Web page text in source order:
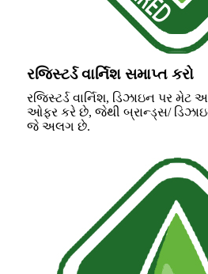
રજિસ્ટર્ડ વાર્નિશ સમાપ્ત કરો
રજિસ્ટર્ડ વાર્નિશ, ડિઝાઇન પર મેટ
ઓફર કરે છે, જેથી બ્રાન્ડ્સ/
જે અલગ છે.